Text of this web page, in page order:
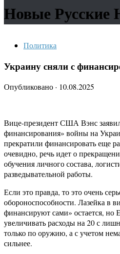
Новые Русские
Политика
Украину сняли с
Опубликовано · 10.08.2025
Вице-президент США Вэнс
финансирования» войны на
прекратили финансировать еще
очевидно, речь идет о
обучения личного состава,
разведывательной работы.
Если это правда, то это очень
обороноспособности. Лазейка в
финансируют сами» остается, но
увеличивать расходы на 20 с
только по оружию, а с учетом
сильнее.